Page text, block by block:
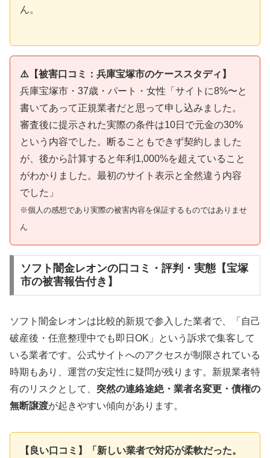
ん。
⚠️【被害口コミ：兵庫宝塚市のケーススタディ】
兵庫宝塚市・37歳・パート・女性「サイトに8%〜と
書いてあって正規業者だと思って申し込みました。
審査後に提示された実際の条件は10日で元金の30%
という内容でした。断ることもできず契約しました
が、後から計算すると年利1,000%を超えていること
がわかりました。最初のサイト表示と全然違う内容
でした」
※個人の感想であり実際の被害内容を保証するものではありませ
ん
ソフト闇金レオンの口コミ・評判・実態【宝塚
市の被害報告付き】
ソフト闇金レオンは比較的新規で参入した業者で、「自己
破産後・任意整理中でも即日OK」という訴求で集客して
いる業者です。公式サイトへのアクセスが制限されている
時期もあり、運営の安定性に疑問が残ります。新規業者特
有のリスクとして、 突然の連絡途絶・業者名変更・債権の
無断譲渡が起きやすい傾向があります。
【良い口コミ】「新しい業者で対応が柔軟だった。